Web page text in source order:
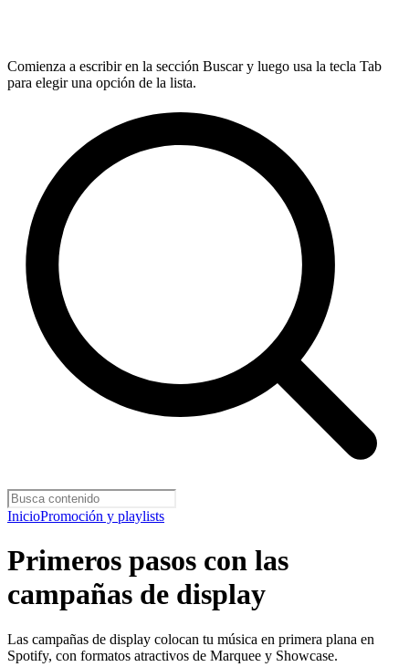
Comienza a escribir en la sección Buscar y luego usa la tecla Tab
para elegir una opción de la lista.
InicioPromoción y playlists
Primeros pasos con las
campañas de display
Las campañas de display colocan tu música en primera plana en
Spotify, con formatos atractivos de Marquee y Showcase.